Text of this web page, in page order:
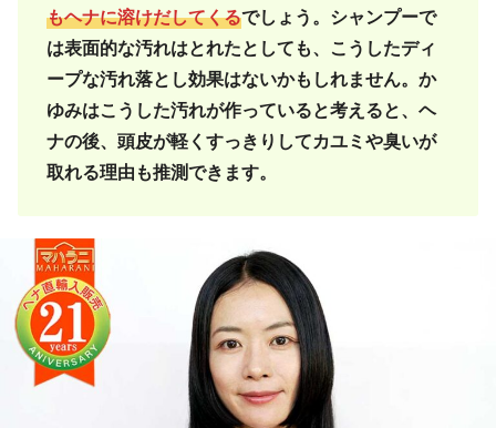
もヘナに溶けだしてくるでしょう。シャンプーで
は表面的な汚れはとれたとしても、こうしたディ
ープな汚れ落とし効果はないかもしれません。か
ゆみはこうした汚れが作っていると考えると、ヘ
ナの後、頭皮が軽くすっきりしてカユミや臭いが
取れる理由も推測できます。